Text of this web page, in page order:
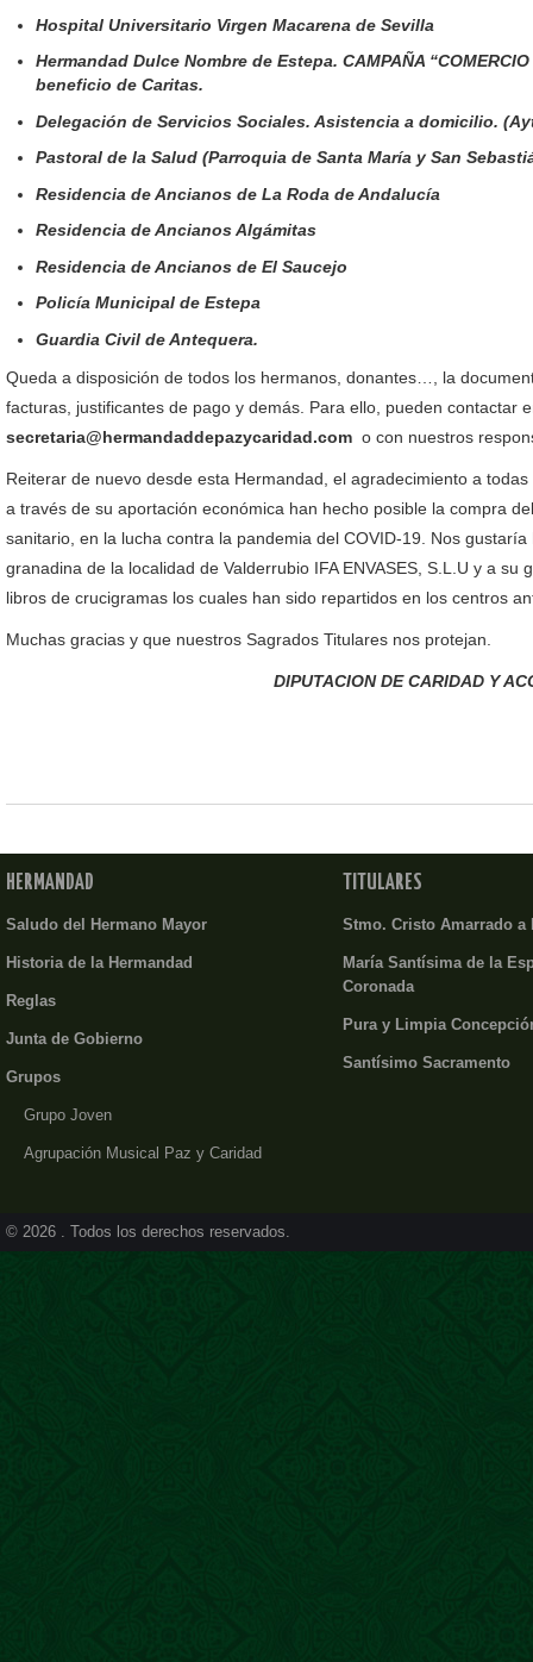
Hospital Universitario Virgen Macarena de Sevilla
Hermandad Dulce Nombre de Estepa. CAMPAÑA
beneficio de Caritas.
Delegación de Servicios Sociales. Asistencia a domicilio.
Pastoral de la Salud (Parroquia de Santa María y San
Residencia de Ancianos de La Roda de Andalucía
Residencia de Ancianos Algámitas
Residencia de Ancianos de El Saucejo
Policía Municipal de Estepa
Guardia Civil de Antequera.
Queda a disposición de todos los hermanos, donantes…, la
facturas, justificantes de pago y demás. Para ello, pueden contactar
secretaria@hermandaddepazycaridad.com o con nuestros
Reiterar de nuevo desde esta Hermandad, el agradecimiento a
a través de su aportación económica han hecho posible la compra
sanitario, en la lucha contra la pandemia del COVID-19. Nos
granadina de la localidad de Valderrubio IFA ENVASES, S.L.U y a su
libros de crucigramas los cuales han sido repartidos en los centros
Muchas gracias y que nuestros Sagrados Titulares nos protejan.
DIPUTACION DE CARIDAD Y
HERMANDAD
Saludo del Hermano Mayor
Historia de la Hermandad
Reglas
Junta de Gobierno
Grupos
Grupo Joven
Agrupación Musical Paz y Caridad
TITULARES
Stmo. Cristo Amarrado a
María Santísima de la
Coronada
Pura y Limpia
Santísimo Sacramento
© 2026 . Todos los derechos reservados.